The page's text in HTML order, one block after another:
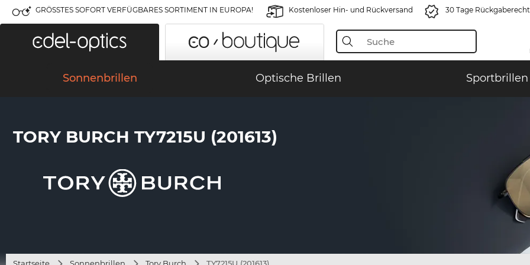
GRÖSSTES SOFORT VERFÜGBARES SORTIMENT IN EUROPA! Kostenloser Hin- und Rückversand 30 Tage Rückgaberecht
Sonnenbrillen Optische Brillen Sportbrillen
TORY BURCH TY7215U (201613)